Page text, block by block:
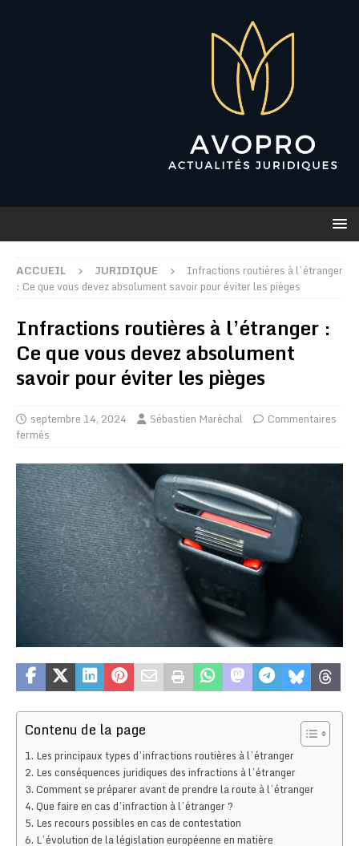
ACCUEIL JURIDIQUE
Infractions routières à l’étranger
: Ce que vous devez absolument savoir pour éviter les pièges
Infractions routières à l’étranger :
Ce que vous devez absolument
savoir pour éviter les pièges
septembre 14, 2024 Sébastien Maréchal
Commentaires
fermés
Contenu de la page
Les principaux types d’infractions routières à l’étranger
Les conséquences juridiques des infractions à l’étranger
Comment se préparer avant de prendre la route à l’étranger
Que faire en cas d’infraction à l’étranger ?
Les recours possibles en cas de contestation
L’évolution de la législation européenne en matière